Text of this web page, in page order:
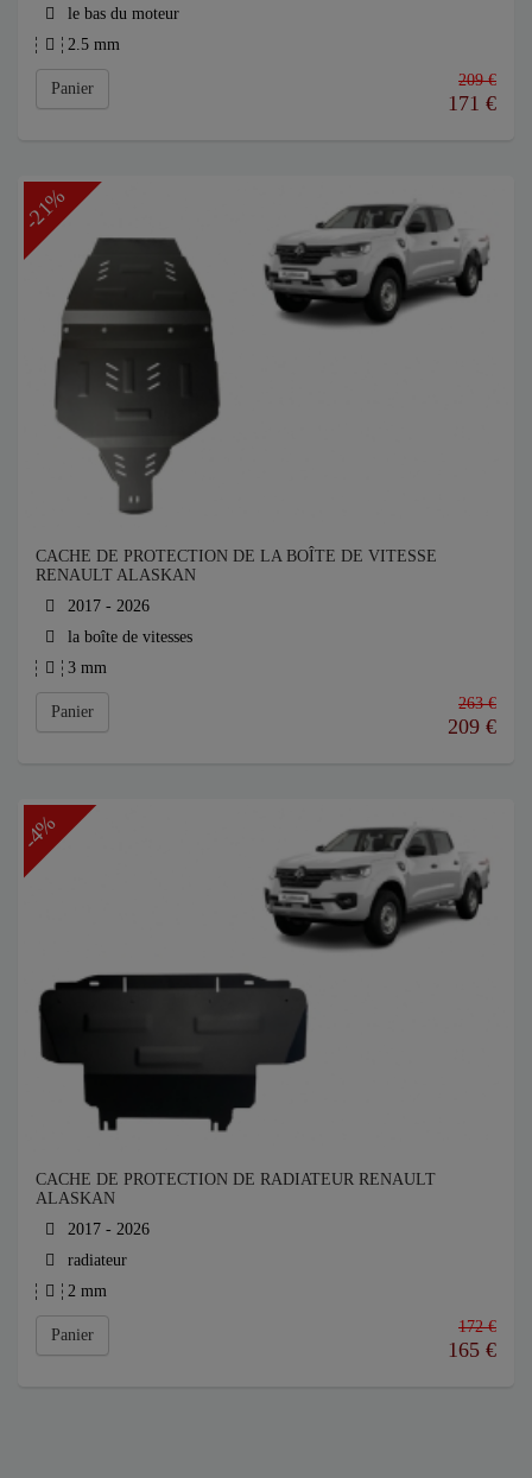
le bas du moteur
2.5 mm
Panier 209 €
171 €
-21%
CACHE DE PROTECTION DE LA BOÎTE DE VITESSE
RENAULT ALASKAN
2017 - 2026
la boîte de vitesses
3 mm
Panier 263 €
209 €
-4%
CACHE DE PROTECTION DE RADIATEUR RENAULT
ALASKAN
2017 - 2026
radiateur
2 mm
Panier 172 €
165 €